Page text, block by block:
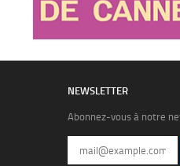
NEWSLETTER
Abonnez-vous à notre